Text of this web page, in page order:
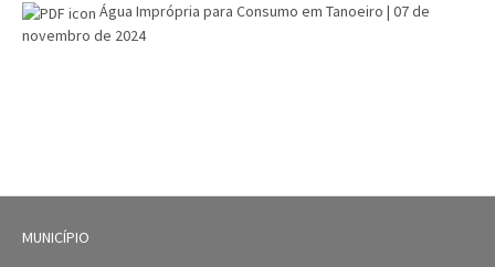
Água Imprópria para Consumo em Tanoeiro | 07 de
novembro de 2024
MUNICÍPIO